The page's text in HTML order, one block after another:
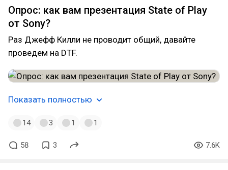
State of Play
Опрос: как вам презентация State of Play
от Sony?
Раз Джефф Килли не проводит общий, давайте
проведем на DTF.
Показать полностью
14 3 1 1
58 3 7.6K